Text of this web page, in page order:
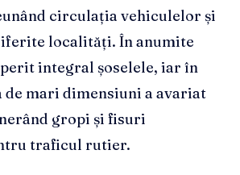
circulația vehiculelor și
localități. În anumite
integral șoselele, iar în
mari dimensiuni a avariat
gropi și fisuri
traficul rutier.